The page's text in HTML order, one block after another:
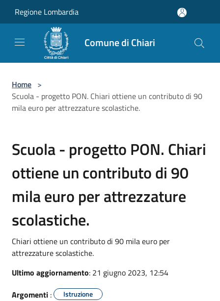
Regione Lombardia
Comune di Chiari
Home >
Scuola - progetto PON. Chiari ottiene un contributo di 90
mila euro per attrezzature scolastiche.
Scuola - progetto PON. Chiari
ottiene un contributo di 90
mila euro per attrezzature
scolastiche.
Chiari ottiene un contributo di 90 mila euro per
attrezzature scolastiche.
Ultimo aggiornamento: 21 giugno 2023, 12:54
Argomenti : Istruzione